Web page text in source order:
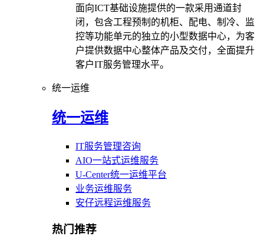
面向ICT基础设施提供的一款采用通道封
闭，包含工程预制的机柜、配电、制冷、监
控等功能单元的独立的小型数据中心，为客
户提供数据中心整体产品及交付，全面提升
客户IT服务管理水平。
统一运维
统一运维
IT服务管理咨询
AIO一站式运维服务
U-Center统一运维平台
业务运维服务
安仔远程运维服务
热门推荐